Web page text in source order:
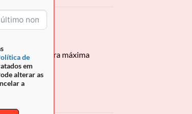
Secure para máxima
de
em
alterar as
a